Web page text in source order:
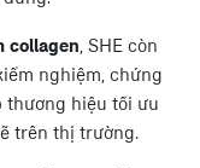
collagen, SHE còn
nghiệm, chứng
thương hiệu tối ưu
trên thị trường.